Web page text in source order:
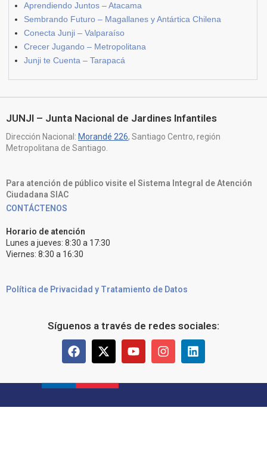
Aprendiendo Juntos – Atacama
Sembrando Futuro – Magallanes y Antártica Chilena
Conecta Junji – Valparaíso
Crecer Jugando – Metropolitana
Junji te Cuenta – Tarapacá
JUNJI – Junta Nacional de Jardines Infantiles
Dirección Nacional: Morandé 226, Santiago Centro, región
Metropolitana de Santiago.
Para atención de público visite el Sistema Integral de Atención
Ciudadana SIAC
CONTÁCTENOS
Horario de atención
Lunes a jueves: 8:30 a 17:30
Viernes: 8:30 a 16:30
Política de Privacidad y Tratamiento de Datos
Síguenos a través de redes sociales: